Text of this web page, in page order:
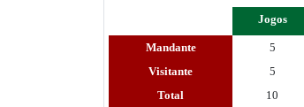
Jogos
Mandante 5
Visitante
5
Total
10